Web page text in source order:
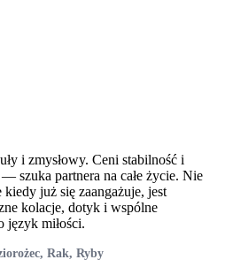
i zmysłowy. Ceni stabilność i
szuka partnera na całe życie. Nie
już się zaangażuje, jest
kolacje, dotyk i wspólne
język miłości.
Rak, Ryby